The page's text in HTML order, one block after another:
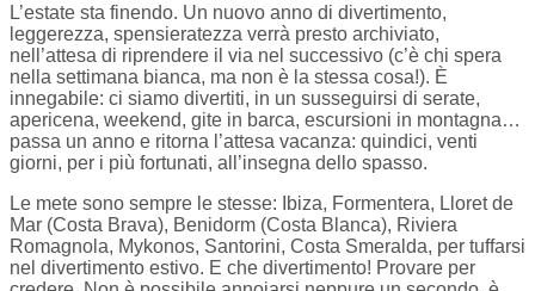
L’estate sta finendo. Un nuovo anno di divertimento,
leggerezza, spensieratezza verrà presto archiviato,
nell’attesa di riprendere il via nel successivo (c’è chi spera
nella settimana bianca, ma non è la stessa cosa!). È
innegabile: ci siamo divertiti, in un susseguirsi di serate,
apericena, weekend, gite in barca, escursioni in montagna…
passa un anno e ritorna l’attesa vacanza: quindici, venti
giorni, per i più fortunati, all’insegna dello spasso.
Le mete sono sempre le stesse: Ibiza, Formentera, Lloret de
Mar (Costa Brava), Benidorm (Costa Blanca), Riviera
Romagnola, Mykonos, Santorini, Costa Smeralda, per tuffarsi
nel divertimento estivo. E che divertimento! Provare per